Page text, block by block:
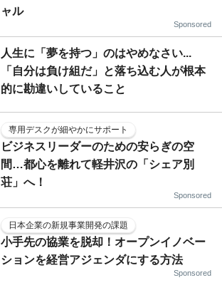
ャル
Sponsored
人生に「夢を持つ」のはやめなさい...
「自分は負け組だ」と落ち込む人が根本
的に勘違いしていること
専用デスクが細やかにサポート
ビジネスリーダーのための安らぎの空
間…都心を離れて軽井沢の「シェア別
荘」へ！
Sponsored
日本企業の新規事業開発の課題
小手先の協業を脱却！オープンイノベー
ションを経営アジェンダにする方法
Sponsored